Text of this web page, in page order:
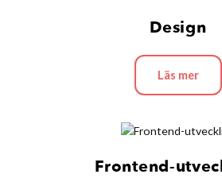
Design
Läs mer
Frontend-